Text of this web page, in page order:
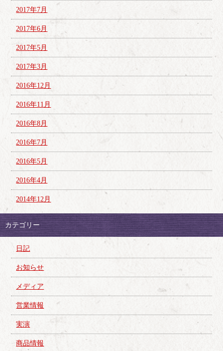
2017年7月
2017年6月
2017年5月
2017年3月
2016年12月
2016年11月
2016年8月
2016年7月
2016年5月
2016年4月
2014年12月
カテゴリー
日記
お知らせ
メディア
営業情報
実演
商品情報